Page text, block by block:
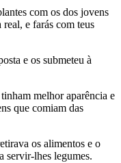
com os dos jovens
real, e farás com teus
e os submeteu à
melhor aparência e
que comiam das
os alimentos e o
servir-lhes legumes.